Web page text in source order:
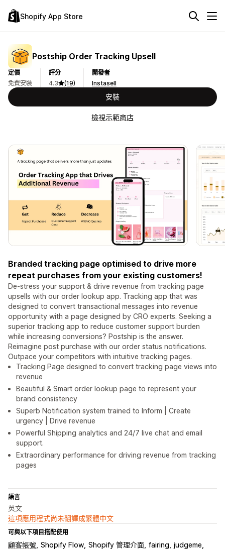
Shopify App Store
Postship Order Tracking Upsell
定價
免費安裝
評分
4.3
(19)
開發者
Instasell
安裝
檢視示範商店
Branded tracking page optimised to drive more
repeat purchases from your existing customers!
De-stress your support & drive revenue from tracking page
upsells with our order lookup app. Tracking app that was
designed to convert transactional messages into revenue
opportunity with a page designed by CRO experts. Seeking a
superior tracking app to reduce customer support burden
while increasing conversions? Postship is the answer.
Reimagine post purchase with our order status notifications.
Outpace your competitors with intuitive tracking pages.
Tracking Page designed to convert tracking page views into
revenue
Beautiful & Smart order lookup page to represent your
brand consistency
Superb Notification system trained to Inform | Create
urgency | Drive revenue
Powerful Shipping analytics and 24/7 live chat and email
support.
Extraordinary performance for driving revenue from tracking
pages
語言
英文
這項應用程式尚未翻譯成繁體中文
可與以下項目搭配使用
顧客帳號 Shopify Flow Shopify 管理介面 fairing judgeme